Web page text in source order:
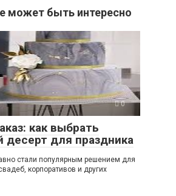
может быть интересно
0
как выбрать
десерт для праздника
стали популярным решением для
корпоративов и других